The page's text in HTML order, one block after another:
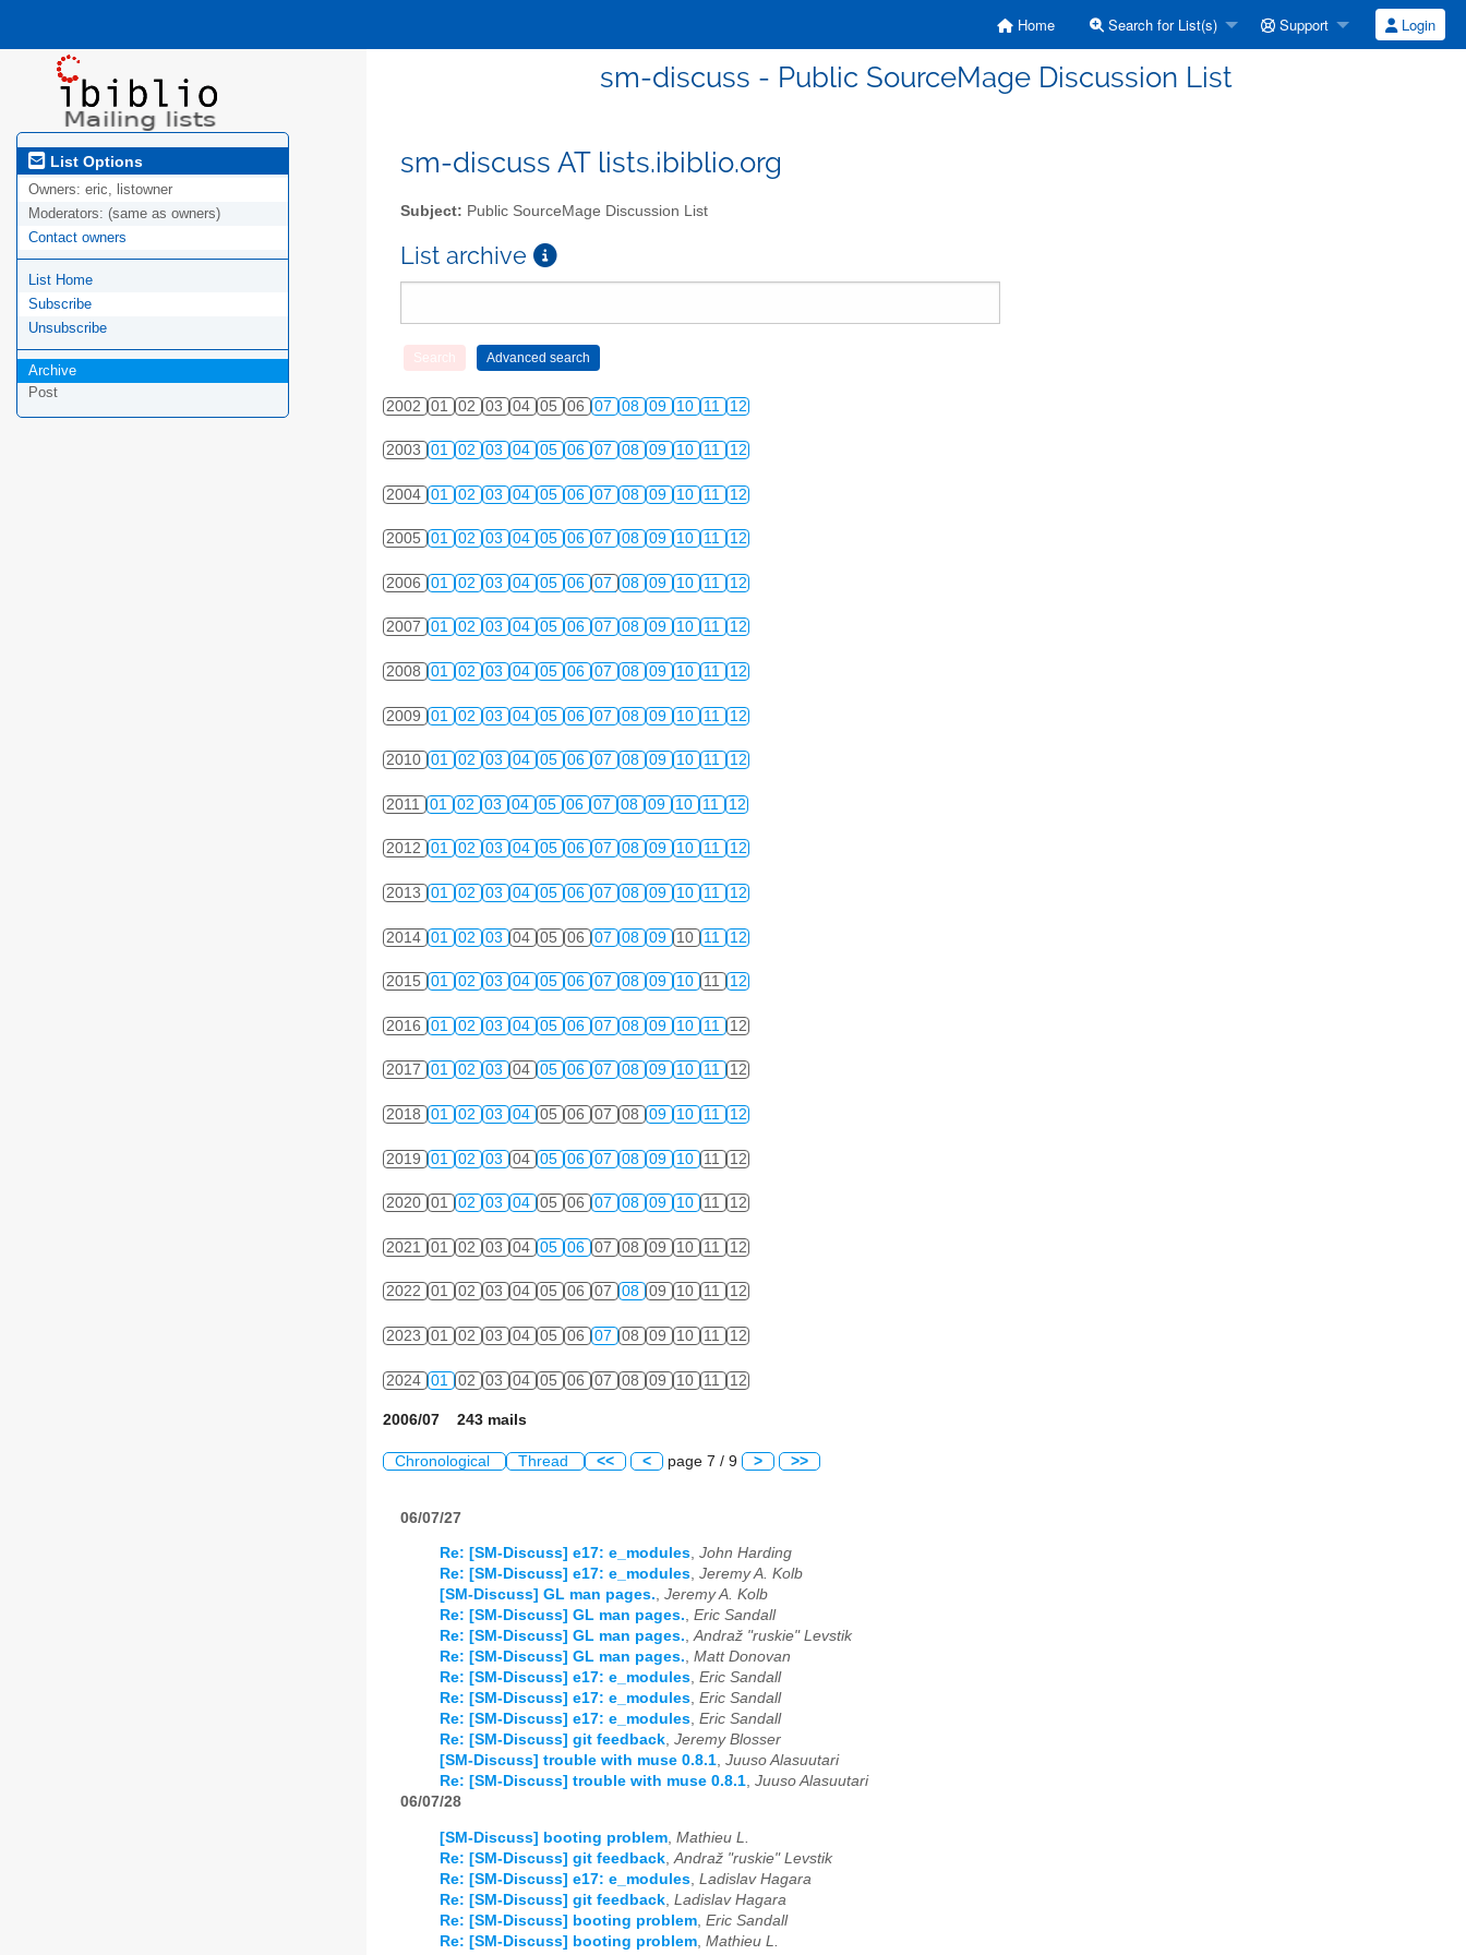
Home Search for List(s) Support Login
sm-discuss - Public SourceMage Discussion List
List Options
Owners: eric, listowner
Moderators: (same as owners)
Contact owners
List Home
Subscribe
Unsubscribe
Archive
Post
sm-discuss AT lists.ibiblio.org
Subject: Public SourceMage Discussion List
List archive
2002 01 02 03 04 05 06 07 08 09 10 11 12
2003 01 02 03 04 05 06 07 08 09 10 11 12
2004 01 02 03 04 05 06 07 08 09 10 11 12
2005 01 02 03 04 05 06 07 08 09 10 11 12
2006 01 02 03 04 05 06 07 08 09 10 11 12
2007 01 02 03 04 05 06 07 08 09 10 11 12
2008 01 02 03 04 05 06 07 08 09 10 11 12
2009 01 02 03 04 05 06 07 08 09 10 11 12
2010 01 02 03 04 05 06 07 08 09 10 11 12
2011 01 02 03 04 05 06 07 08 09 10 11 12
2012 01 02 03 04 05 06 07 08 09 10 11 12
2013 01 02 03 04 05 06 07 08 09 10 11 12
2014 01 02 03 04 05 06 07 08 09 10 11 12
2015 01 02 03 04 05 06 07 08 09 10 11 12
2016 01 02 03 04 05 06 07 08 09 10 11 12
2017 01 02 03 04 05 06 07 08 09 10 11 12
2018 01 02 03 04 05 06 07 08 09 10 11 12
2019 01 02 03 04 05 06 07 08 09 10 11 12
2020 01 02 03 04 05 06 07 08 09 10 11 12
2021 01 02 03 04 05 06 07 08 09 10 11 12
2022 01 02 03 04 05 06 07 08 09 10 11 12
2023 01 02 03 04 05 06 07 08 09 10 11 12
2024 01 02 03 04 05 06 07 08 09 10 11 12
2006/07 243 mails
Chronological Thread << < page 7 / 9 > >>
06/07/27
Re: [SM-Discuss] e17: e_modules, John Harding
Re: [SM-Discuss] e17: e_modules, Jeremy A. Kolb
[SM-Discuss] GL man pages., Jeremy A. Kolb
Re: [SM-Discuss] GL man pages., Eric Sandall
Re: [SM-Discuss] GL man pages.,Andraž "ruskie" Levstik
Re: [SM-Discuss] GL man pages., Matt Donovan
Re: [SM-Discuss] e17: e_modules, Eric Sandall
Re: [SM-Discuss] e17: e_modules, Eric Sandall
Re: [SM-Discuss] e17: e_modules, Eric Sandall
Re: [SM-Discuss] git feedback, Jeremy Blosser
[SM-Discuss] trouble with muse 0.8.1, Juuso Alasuutari
Re: [SM-Discuss] trouble with muse 0.8.1, Juuso Alasuutari
06/07/28
[SM-Discuss] booting problem Mathieu L.
Re: [SM-Discuss] git feedback Andraž "ruskie" Levstik
Re: [SM-Discuss] e17: e_modules Ladislav Hagara
Re: [SM-Discuss] git feedback Ladislav Hagara
Re: [SM-Discuss] booting problem Eric Sandall
Re: [SM-Discuss] booting problem Mathieu L.